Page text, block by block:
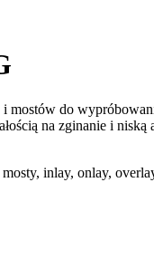
do
na zginanie i
inlay, onlay,